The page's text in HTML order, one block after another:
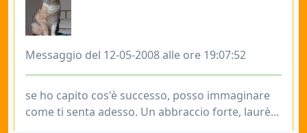
Messaggio del 12-05-2008 alle ore 19:07:52
se ho capito cos'è successo, posso immaginare
come ti senta adesso. Un abbraccio forte, laurè...